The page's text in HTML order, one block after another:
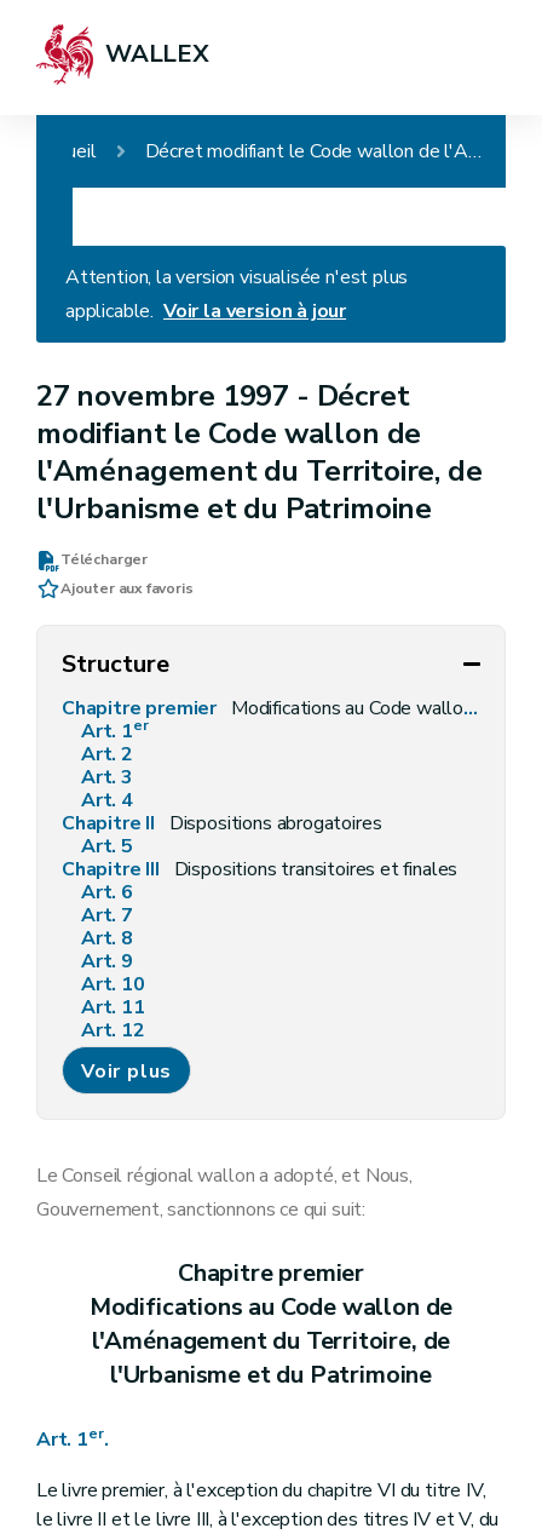
WALLEX
Accueil Décret modifiant le Code wallon de l'Aménagement du Territoire, de l'Urbanisme et du Patrimoine
Attention, la version visualisée n'est plus
applicable. Voir la version à jour
27 novembre 1997 - Décret
modifiant le Code wallon de
l'Aménagement du Territoire, de
l'Urbanisme et du Patrimoine
Télécharger
Ajouter aux favoris
Structure
Chapitre premier Modifications au Code wallon de l'Aménagement du Territoire, de l'Urbanisme et du Patrimoine
Art. 1er
Art. 2
Art. 3
Art. 4
Chapitre II
Dispositions abrogatoires
Art. 5
Chapitre III
Dispositions transitoires et finales
Art. 6
Art. 7
Art. 8
Art. 9
Art. 10
Art. 11
Art. 12
Art. 12bis
Art. 13
Art. 14
Art. 16
Art. 16bis
Art. 17
Voir plus
Le Conseil régional wallon a adopté, et Nous,
Gouvernement, sanctionnons ce qui suit:
Chapitre premier
Modifications au Code wallon de
l'Aménagement du Territoire, de
l'Urbanisme et du Patrimoine
Art. 1er.
Le livre premier, à l'exception du chapitre VI du titre IV,
le livre II et le livre III, à l'exception des titres IV et V, du